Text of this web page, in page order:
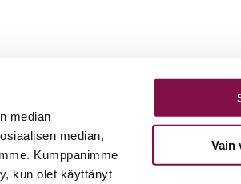
median
median,
Kumppanimme
kun olet käyttänyt
Vain